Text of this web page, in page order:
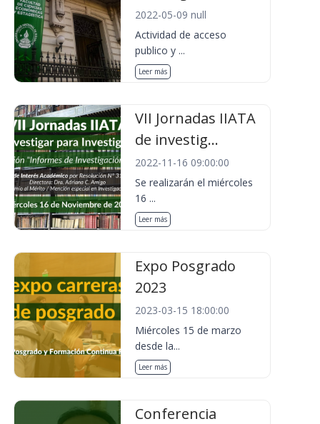
2022-05-09 null
Actividad de acceso
publico y ...
Leer más
VII Jornadas IIATA
de investig...
2022-11-16 09:00:00
Se realizarán el miércoles
16 ...
Leer más
Expo Posgrado
2023
2023-03-15 18:00:00
Miércoles 15 de marzo
desde la...
Leer más
Conferencia